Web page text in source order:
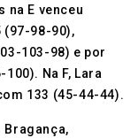
na E venceu
(97-98-90),
103-98) e por
Na F, Lara
133 (45-44-44).
Bragança,